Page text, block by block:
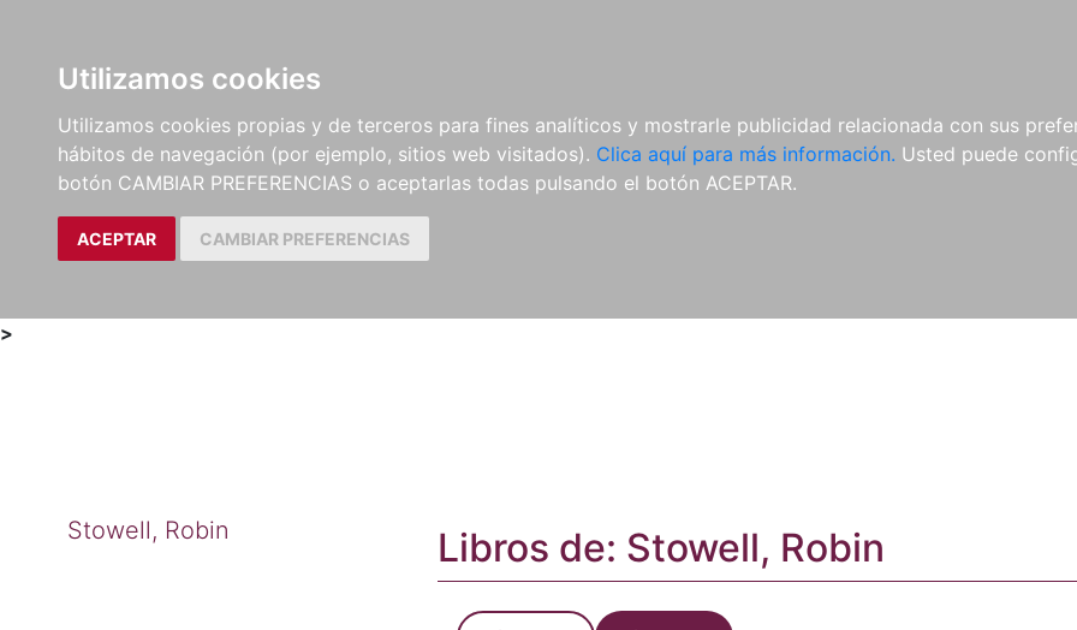
Utilizamos cookies
Utilizamos cookies propias y de terceros para fines analíticos y mostrarle publicidad relacionada con sus
hábitos de navegación (por ejemplo, sitios web visitados). Clica aquí para más información. Usted puede
botón CAMBIAR PREFERENCIAS o aceptarlas todas pulsando el botón ACEPTAR.
ACEPTAR CAMBIAR PREFERENCIAS
LIBROS
MÉTODOS Y
EJERCICIOS
PARTITURAS Y EDICIONES
CRÍTICAS
REVISTAS
CDS Y
DVDS
MATERIAL
COMPLEMENTARIO
>
Stowell, Robin Libros de: Stowell, Robin